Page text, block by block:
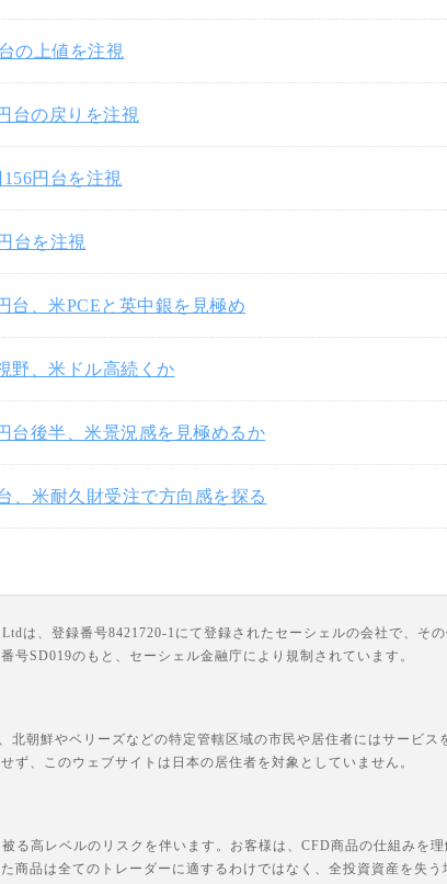
の上値を注視
台の戻りを注視
円台を注視
台を注視
台、米PCEと英中銀を見極め
野、米ドル高続くか
台後半、米景況感を見極めるか
、米耐久財受注で方向感を探る
は、登録番号8421720-1にて登録されたセーシェルの会社で、そ
SD019のもと、セーシェル金融庁により規制されています。
朝鮮やベリーズなどの特定管轄区域の市民や居住者にはサービ
、このウェブサイトは日本の居住者を対象としていません。
る高レベルのリスクを伴います。お客様は、CFD商品の仕組みを
商品は全てのトレーダーに適するわけではなく、全投資資産を失